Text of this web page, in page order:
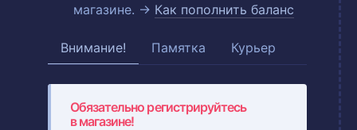
магазине. → Как пополнить баланс
Внимание! Памятка Курьер
Обязательно регистрируйтесь
в магазине!